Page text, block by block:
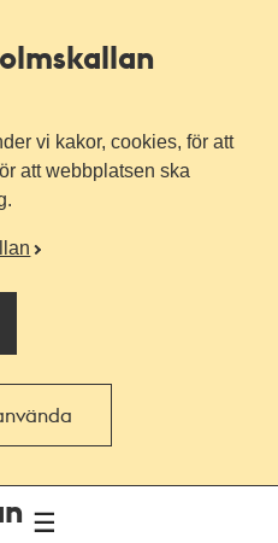
vi kakor, cookies, för att
att webbplatsen ska